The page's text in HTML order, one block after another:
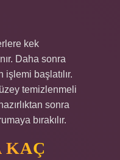
kek
Daha sonra
başlatılır.
temizlenmeli
sonra
bırakılır.
KAÇ